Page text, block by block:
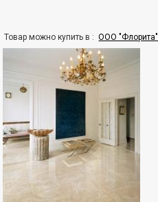
Товар можно купить в :ООО "Флорита"